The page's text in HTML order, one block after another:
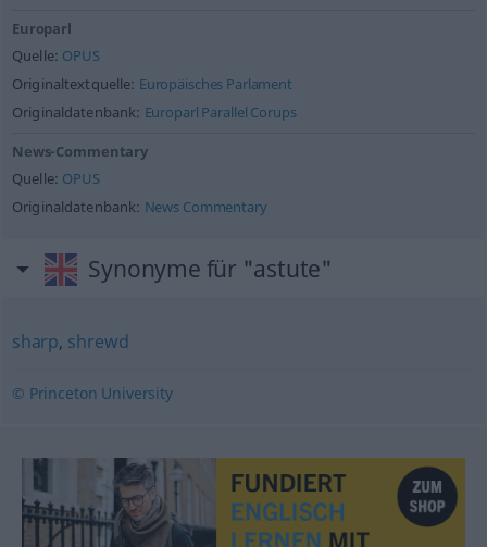
Europarl
Quelle: OPUS
Originaltextquelle: Europäisches Parlament
Originaldatenbank: Europarl Parallel Corups
News-Commentary
Quelle: OPUS
Originaldatenbank: News Commentary
Synonyme für "astute"
sharp, shrewd
© Princeton University